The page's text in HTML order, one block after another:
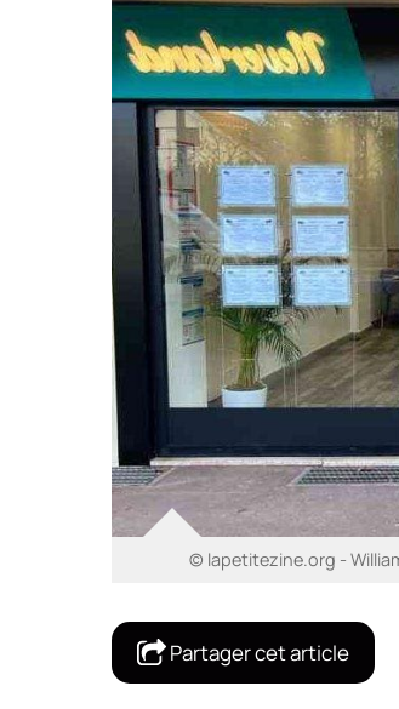
© lapetitezine.org -
Partager cet article